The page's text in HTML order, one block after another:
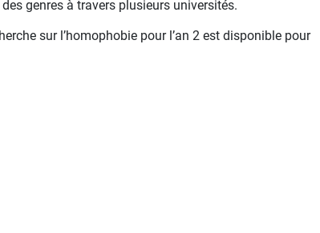
genres à travers plusieurs universités.
sur l’homophobie pour l’an 2 est disponible pour